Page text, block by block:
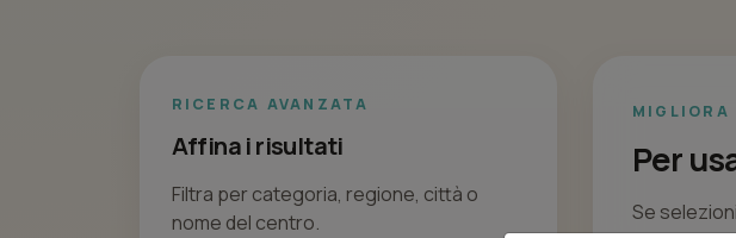
RICERCA AVANZATA
Affina i risultati
Filtra per categoria, regione, città o
nome del centro.
MIGLIORA
Per
Se